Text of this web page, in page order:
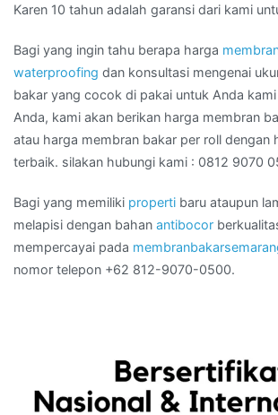
Karen 10 tahun adalah garansi dari kami
Bagi yang ingin tahu berapa harga
waterproofing dan konsultasi mengenai
bakar yang cocok di pakai untuk Anda
Anda, kami akan berikan harga membran
atau harga membran bakar per roll dengan
terbaik. silakan hubungi kami : 0812 9070
Bagi yang memiliki properti baru ataupun
melapisi dengan bahan antibocor
mempercayai pada
nomor telepon +62 812-9070-0500.